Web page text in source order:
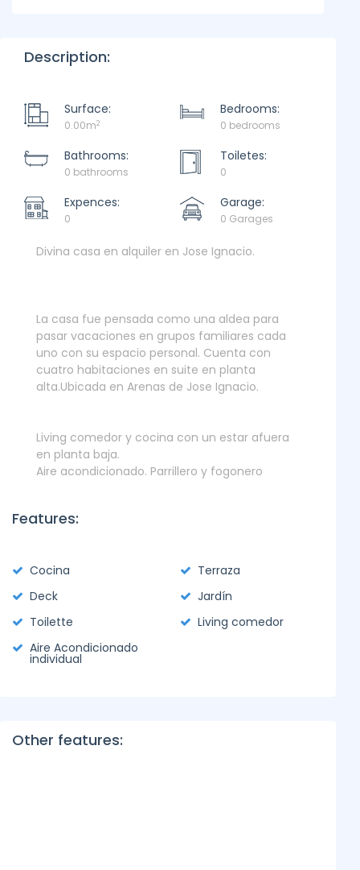
Description:
Surface:
0.00m2
Bedrooms:
0 bedrooms
Bathrooms:
0 bathrooms
Toiletes:
0
Expences:
0
Garage:
0 Garages
Divina casa en alquiler en Jose Ignacio.
La casa fue pensada como una aldea para
pasar vacaciones en grupos familiares cada
uno con su espacio personal. Cuenta con
cuatro habitaciones en suite en planta
alta.Ubicada en Arenas de Jose Ignacio.
Living comedor y cocina con un estar afuera
en planta baja.
Aire acondicionado. Parrillero y fogonero
Features:
Cocina
Terraza
Deck
Jardín
Toilette
Living comedor
Aire Acondicionado
individual
Other features: